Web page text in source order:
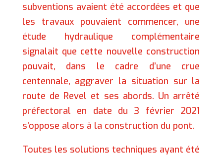
subventions avaient été accordées et que
les travaux pouvaient commencer, une
étude hydraulique complémentaire
signalait que cette nouvelle construction
pouvait, dans le cadre d’une crue
centennale, aggraver la situation sur la
route de Revel et ses abords. Un arrêté
préfectoral en date du 3 février 2021
s’oppose alors à la construction du pont.
Toutes les solutions techniques ayant été